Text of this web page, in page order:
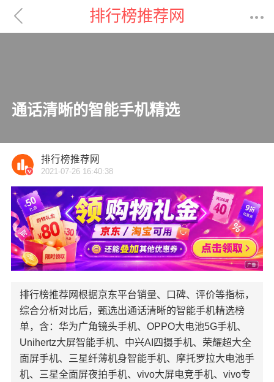
 排行榜推荐网 
通话清晰的智能手机精选

排行榜推荐网
2021-07-26 16:40:38
排行榜推荐网根据京东平台销量、口碑、评价等指标，
综合分析对比后，甄选出通话清晰的智能手机精选榜
单，含：华为广角镜头手机、OPPO大电池5G手机、
Unihertz大屏智能手机、中兴AI四摄手机、荣耀超大全
面屏手机、三星纤薄机身智能手机、摩托罗拉大电池手
机、三星全面屏夜拍手机、vivo大屏电竞手机、vivo专